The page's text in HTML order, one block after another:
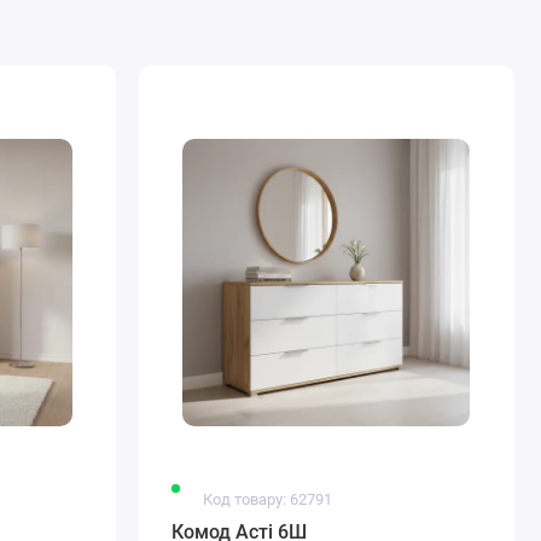
Код товару: 62791
Комод Асті 6Ш